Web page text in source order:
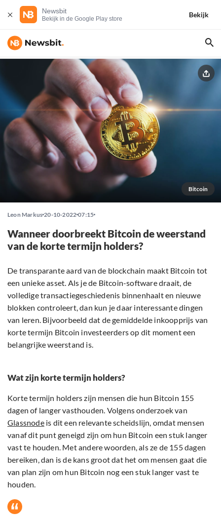
Newsbit
Bekijk in de Google Play store
Bekijk
Bitcoin
Leon Markus 20-10-2022 07:15
Wanneer doorbreekt Bitcoin de weerstand
van de korte termijn holders?
De transparante aard van de blockchain maakt Bitcoin tot
een unieke asset. Als je de Bitcoin-software draait, de
volledige transactiegeschiedenis binnenhaalt en nieuwe
blokken controleert, dan kun je daar interessante dingen
van leren. Bijvoorbeeld dat de gemiddelde inkoopprijs van
korte termijn Bitcoin investeerders op dit moment een
belangrijke weerstand is.
Wat zijn korte termijn holders?
Korte termijn holders zijn mensen die hun Bitcoin 155
dagen of langer vasthouden. Volgens onderzoek van
Glassnodeis dit een relevante scheidslijn, omdat mensen
vanaf dit punt geneigd zijn om hun Bitcoin een stuk langer
vast te houden. Met andere woorden, als ze de 155 dagen
bereiken, dan is de kans groot dat het om mensen gaat die
van plan zijn om hun Bitcoin nog een stuk langer vast te
houden.